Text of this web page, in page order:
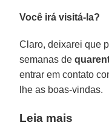
Você irá visitá-la?
Claro, deixarei que
semanas de
entrar em contato
lhe as boas-vindas.
Leia mais